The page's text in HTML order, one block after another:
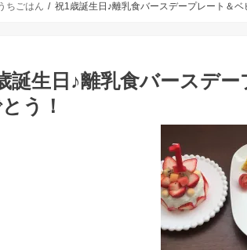
ちごはん 祝1歳誕生日♪離乳食バースデープレート＆ベ
誕生日♪離乳食バースデ
う！